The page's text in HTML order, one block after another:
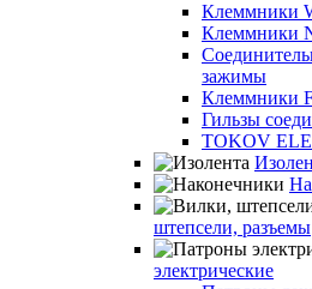
Клеммники
Клеммники
зажимы
Клеммники
Гильзы
TOKOV
штепсели, разъемы
электрические